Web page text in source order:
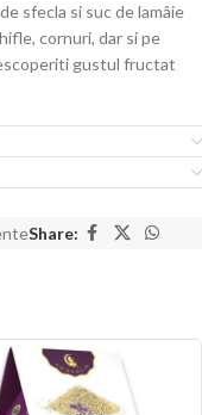
sfecla si suc de lamâie
cornuri, dar si pe
gustul fructat
Share: